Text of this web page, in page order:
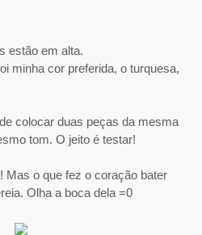
estão em alta.
minha cor preferida, o turquesa,
colocar duas peças da mesma
tom. O jeito é testar!
Mas o que fez o coração bater
Olha a boca dela =0